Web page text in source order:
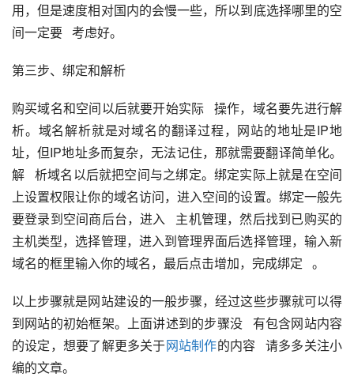
用，但是速度相对国内的会慢一些，所以到底选择哪里的空
间一定要   考虑好。
第三步、绑定和解析
购买域名和空间以后就要开始实际   操作，域名要先进行解
析。域名解析就是对域名的翻译过程，网站的地址是IP地
址，但IP地址多而复杂，无法记住，那就需要翻译简单化。
解   析域名以后就把空间与之绑定。绑定实际上就是在空间
上设置权限让你的域名访问，进入空间的设置。绑定一般先
要登录到空间商后台，进入   主机管理，然后找到已购买的
主机类型，选择管理，进入到管理界面后选择管理，输入新
域名的框里输入你的域名，最后点击增加，完成绑定   。
以上步骤就是网站建设的一般步骤，经过这些步骤就可以得
到网站的初始框架。上面讲述到的步骤没   有包含网站内容
的设定，想要了解更多关于网站制作的内容   请多多关注小
编的文章。